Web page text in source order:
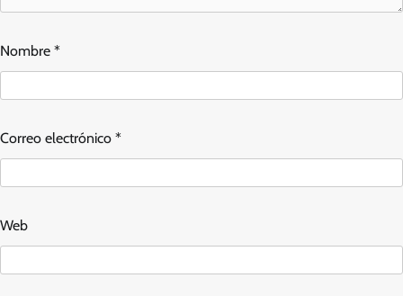
Nombre *
Correo electrónico *
Web